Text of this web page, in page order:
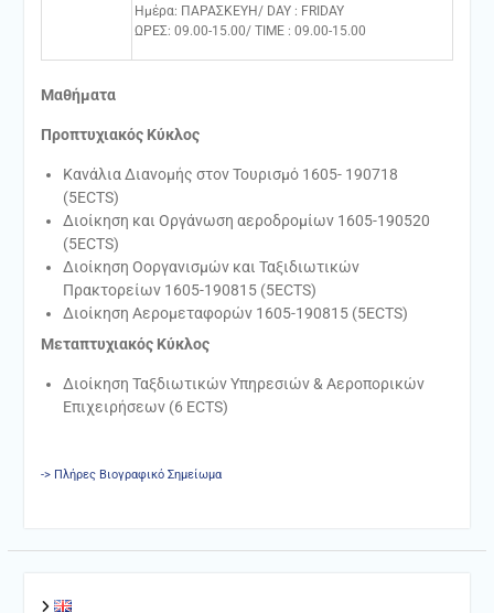
Ημέρα: ΠΑΡΑΣΚΕΥΗ/ DAY : FRIDAY
ΩΡΕΣ: 09.00-15.00/ TIME : 09.00-15.00
Μαθήματα
Πρoπτυχιακός Κύκλος
Κανάλια Διανομής στον Τουρισμό 1605- 190718
(5ECTS)
Διοίκηση και Οργάνωση αεροδρομίων 1605-190520
(5ECTS)
Διοίκηση Oοργανισμών και Ταξιδιωτικών
Πρακτορείων 1605-190815 (5ECTS)
Διοίκηση Αερομεταφορών 1605-190815 (5ECTS)
Μεταπτυχιακός Κύκλος
Διοίκηση Ταξδιωτικών Υπηρεσιών & Αεροπορικών
Επιχειρήσεων (6 ECTS)
-> Πλήρες Βιογραφικό Σημείωμα